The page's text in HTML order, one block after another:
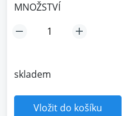
MNOŽSTVÍ
skladem
Vložit do košíku